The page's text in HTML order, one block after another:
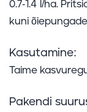
0.7-1.4 l/ha.
kuni
Kasutamine:
Taime
Pakendi